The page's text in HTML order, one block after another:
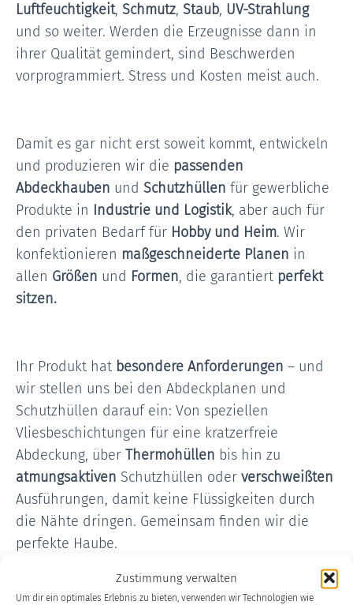
Zustimmung verwalten
Um dir ein optimales Erlebnis zu bieten, verwenden wir Technologien wie
Luftfeuchtigkeit, Schmutz, Staub, UV-Strahlung
und so weiter. Werden die Erzeugnisse dann in
ihrer Qualität gemindert, sind Beschwerden
vorprogrammiert. Stress und Kosten meist auch.
Damit es gar nicht erst soweit kommt, entwickeln
und produzieren wir die passenden
Abdeckhauben und Schutzhüllen für gewerbliche
Produkte in Industrie und Logistik, aber auch für
den privaten Bedarf für Hobby und Heim. Wir
konfektionieren maßgeschneiderte Planen in
allen Größen und Formen, die garantiert perfekt
sitzen.
Ihr Produkt hat besondere Anforderungen – und
wir stellen uns bei den Abdeckplanen und
Schutzhüllen darauf ein: Von speziellen
Vliesbeschichtungen für eine kratzerfreie
Abdeckung, über Thermohüllen bis hin zu
atmungsaktiven Schutzhüllen oder verschweißten
Ausführungen, damit keine Flüssigkeiten durch
die Nähte dringen. Gemeinsam finden wir die
perfekte Haube.